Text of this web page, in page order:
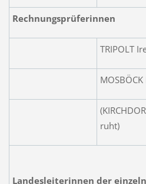
Rechnungsprüferinnen
TRIPOLT
ruht)
Landesleiterinnen der